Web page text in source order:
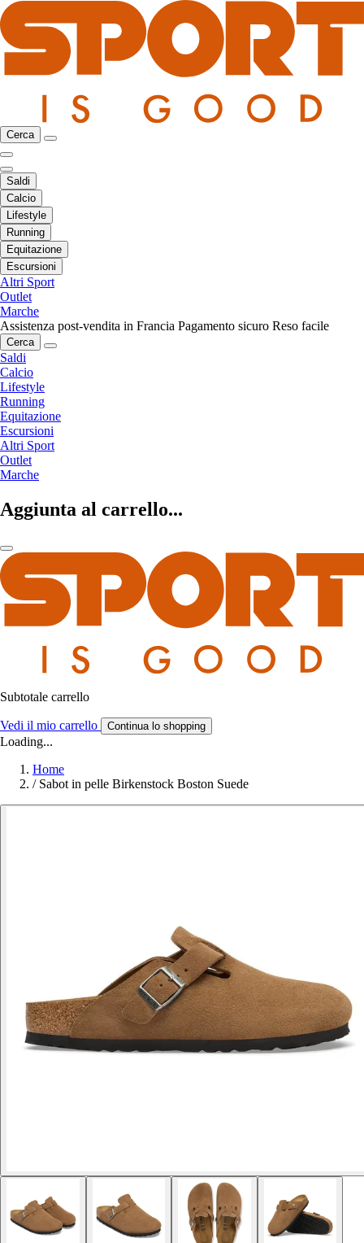
Cerca
Saldi
Calcio
Lifestyle
Running
Equitazione
Escursioni
Altri Sport
Outlet
Marche
Assistenza post-vendita in Francia Pagamento sicuro Reso facile
Cerca
Saldi
Calcio
Lifestyle
Running
Equitazione
Escursioni
Altri Sport
Outlet
Marche
Aggiunta al carrello...
Subtotale carrello
Vedi il mio carrello Continua lo shopping
Loading...
Home
/ Sabot in pelle Birkenstock Boston Suede